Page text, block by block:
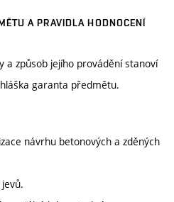
A PRAVIDLA HODNOCENÍ
a způsob jejího provádění stanoví
garanta předmětu.
návrhu betonových a zděných